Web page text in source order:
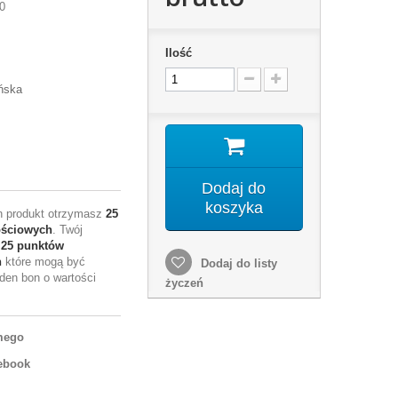
produkt otrzymasz 25
. Twój
25 punktów
które mogą być
bon o wartości
Ilość
Dodaj do
koszyka
Dodaj do listy
życzeń